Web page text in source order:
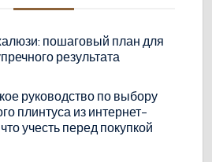
пошаговый план для
результата
руководство по выбору
плинтуса из интернет-
учесть перед покупкой